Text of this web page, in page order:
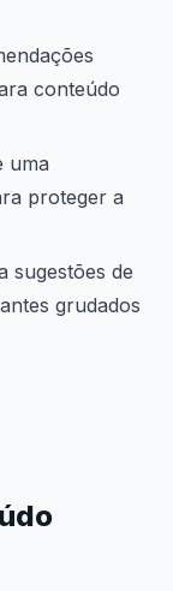
conteúdo
uma
proteger a
sugestões de
grudados